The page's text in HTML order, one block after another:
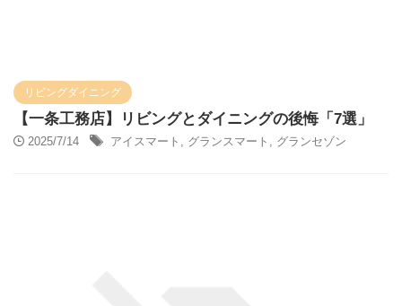
リビングダイニング
【一条工務店】リビングとダイニングの後悔「7選」
2025/7/14 アイスマート グランスマート グランセゾン